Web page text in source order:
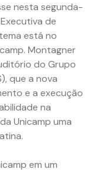
nesta segunda-
de
está no
Montagner
do Grupo
que a nova
e a execução
na
Unicamp uma
em um